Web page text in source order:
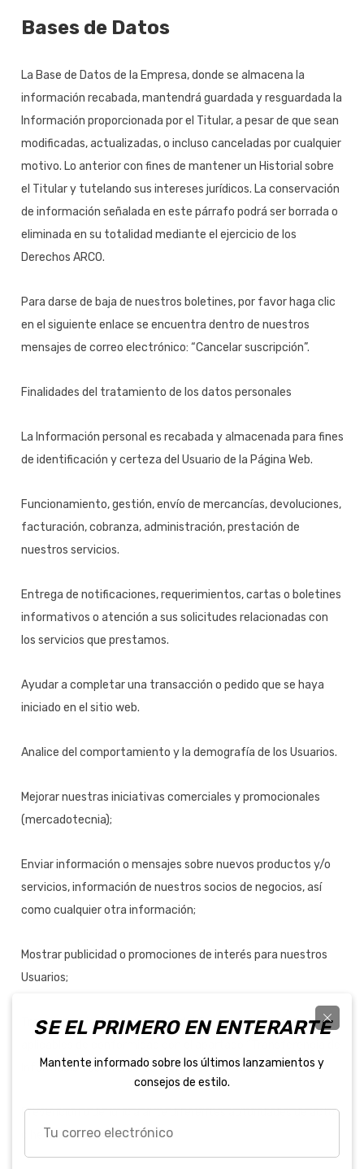
Bases de Datos
La Base de Datos de la Empresa, donde se almacena la
información recabada, mantendrá guardada y resguardada la
Información proporcionada por el Titular, a pesar de que sean
modificadas, actualizadas, o incluso canceladas por cualquier
motivo. Lo anterior con fines de mantener un Historial sobre
el Titular y tutelando sus intereses jurídicos. La conservación
de información señalada en este párrafo podrá ser borrada o
eliminada en su totalidad mediante el ejercicio de los
Derechos ARCO.
Para darse de baja de nuestros boletines, por favor haga clic
en el siguiente enlace se encuentra dentro de nuestros
mensajes de correo electrónico: “Cancelar suscripción”.
Finalidades del tratamiento de los datos personales
La Información personal es recabada y almacenada para fines
de identificación y certeza del Usuario de la Página Web.
Funcionamiento, gestión, envío de mercancías, devoluciones,
facturación, cobranza, administración, prestación de
nuestros servicios.
Entrega de notificaciones, requerimientos, cartas o boletines
informativos o atención a sus solicitudes relacionadas con
los servicios que prestamos.
Ayudar a completar una transacción o pedido que se haya
iniciado en el sitio web.
Analice del comportamiento y la demografía de los Usuarios.
Mejorar nuestras iniciativas comerciales y promocionales
(mercadotecnia);
Enviar información o mensajes sobre nuevos productos y/o
servicios, información de nuestros socios de negocios, así
como cualquier otra información;
Mostrar publicidad o promociones de interés para nuestros
Usuarios;
Transferencia de información del Titular en los casos
Información con Terceros” del presente Aviso;
Prevención o denuncia ante diferentes autoridades de actos
o hechos ilícitos;
SE EL PRIMERO EN ENTERARTE
Mantente informado sobre los últimos lanzamientos y
consejos de estilo.
correo
electrónico